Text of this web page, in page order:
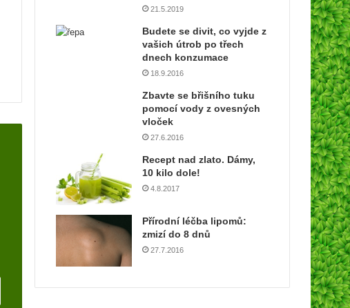
i
s
u
21.5.2019
Budete se divit, co vyjde z
vašich útrob po třech
dnech konzumace
18.9.2016
Zbavte se břišního tuku
pomocí vody z ovesných
vloček
27.6.2016
Recept nad zlato. Dámy,
10 kilo dole!
4.8.2017
Přírodní léčba lipomů:
zmizí do 8 dnů
27.7.2016